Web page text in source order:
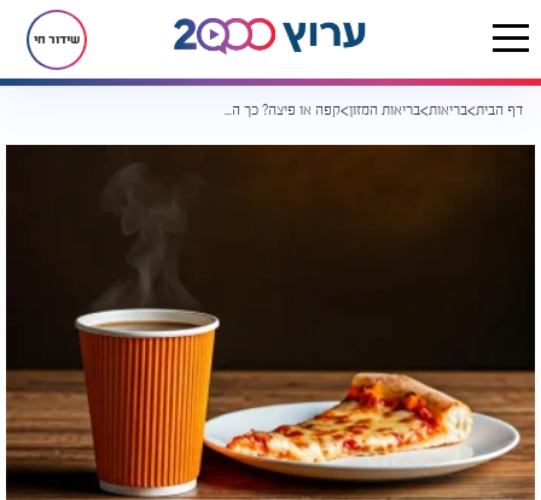
שידור חי
דף הבית בריאות בריאות המזון קפה או פיצה? כך הקפה שלכם עלול להפתיע אתכם